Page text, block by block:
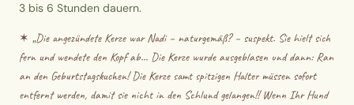
3 bis 6 Stunden dauern.
✶ „Die angezündete Kerze war Nadi – naturgemäß? – suspekt. Sie hielt sich
fern und wendete den Kopf ab… Die Kerze wurde ausgeblasen und dann: Ran
an den Geburtstagskuchen! Die Kerze samt spitzigen Halter müssen sofort
entfernt werden, damit sie nicht in den Schlund gelangen!! Wenn Ihr Hund